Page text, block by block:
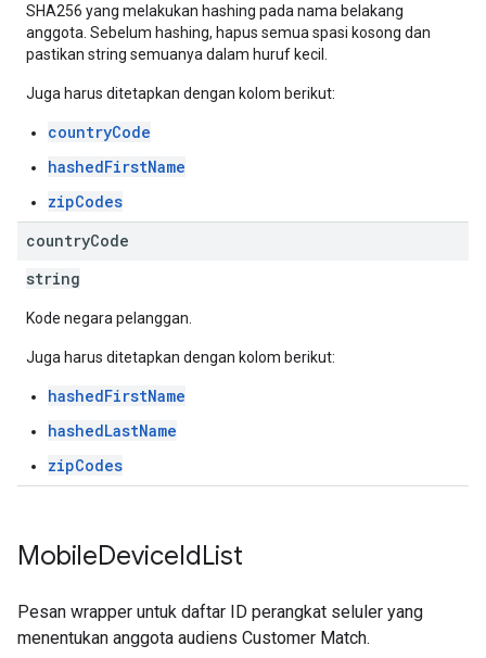
SHA256 yang melakukan hashing pada nama belakang
anggota. Sebelum hashing, hapus semua spasi kosong dan
pastikan string semuanya dalam huruf kecil.
Juga harus ditetapkan dengan kolom berikut:
countryCode
hashedFirstName
zipCodes
countryCode
string
Kode negara pelanggan.
Juga harus ditetapkan dengan kolom berikut:
hashedFirstName
hashedLastName
zipCodes
MobileDeviceIdList
Pesan wrapper untuk daftar ID perangkat seluler yang
menentukan anggota audiens Customer Match.